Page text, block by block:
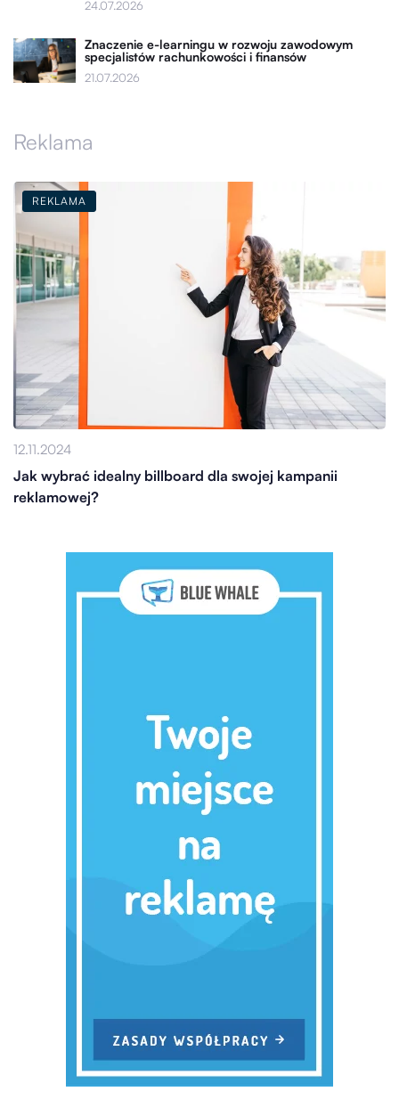
24.07.2026
Znaczenie e-learningu w rozwoju zawodowym
specjalistów rachunkowości i finansów
21.07.2026
Reklama
REKLAMA
12.11.2024
Jak wybrać idealny billboard dla swojej kampanii
reklamowej?